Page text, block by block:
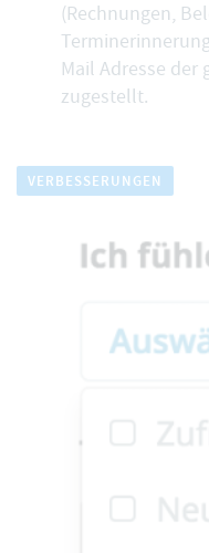
(Rechnungen,
Mail Adresse
zugestellt.
VERBESSERUNGEN